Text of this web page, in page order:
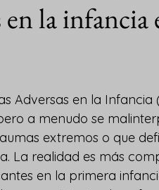
en la
5 estrellas.
Adversas en la
a menudo se
extremos o que
La realidad es más
en la primera